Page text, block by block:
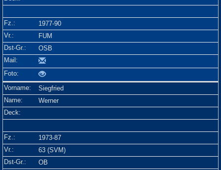
1977-90
FUM
OSB
Siegfried
Werner
1973-87
63 (SVM)
OB